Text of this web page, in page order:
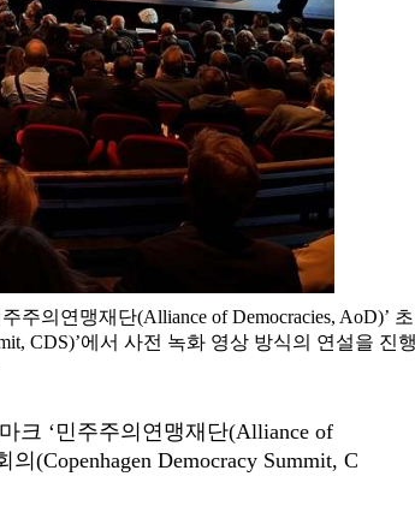
의연맹재단(Alliance of Democracies, AoD)’
CDS)’에서 사전 녹화 영상 방식의 연설을 진
크 ‘민주주의연맹재단(Alliance of
의(Copenhagen Democracy Summit, C